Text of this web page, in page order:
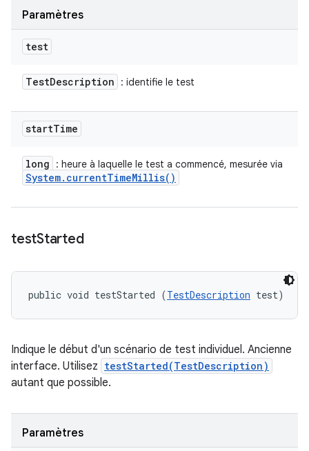
Paramètres
test
TestDescription : identifie le test
startTime
long : heure à laquelle le test a commencé, mesurée via
System. currentTimeMillis( )
testStarted
public void testStarted (TestDescription test)
Indique le début d'un scénario de test individuel. Ancienne
interface. Utilisez testStarted(TestDescription)
autant que possible.
Paramètres